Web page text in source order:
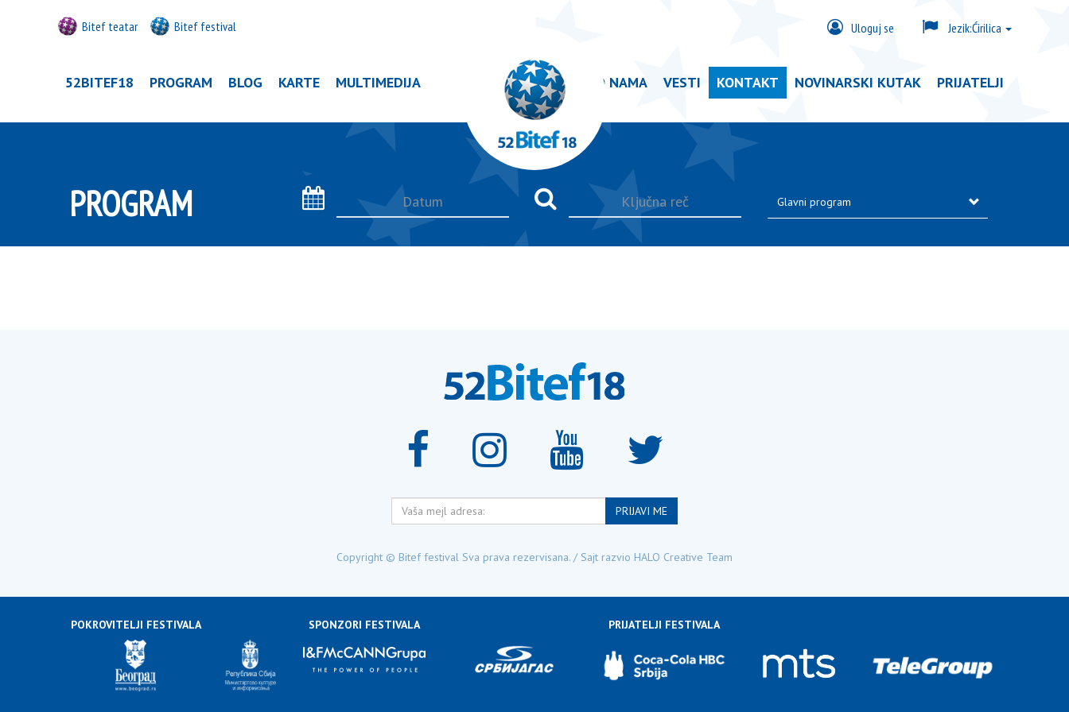
Uloguj se Jezik:Ćirilica
Bitef teatar Bitef festival
52BITEF18 PROGRAM BLOG KARTE MULTIMEDIJA O NAMA VESTI KONTAKT NOVINARSKI KUTAK PRIJATELJI
PROGRAM Datum
Ključna
Glavni program
Vaša
mejl
PRIJAVI ME
Copyright © Bitef festival Sva prava rezervisana. / Sajt razvio HALO Creative Team
POKROVITELJI FESTIVALA SPONZORI FESTIVALA PRIJATELJI FESTIVALA